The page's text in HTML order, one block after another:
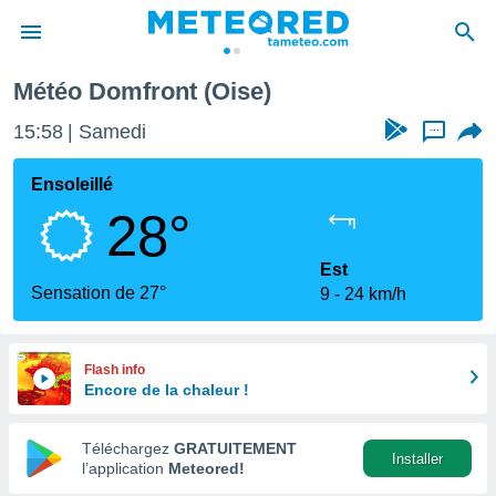
de
en
Météo Domfront (Oise)
15:58 Samedi ...
Ensoleillé
28°
Sensation de 27°
Est
9
24 km/h
Flash info
Encore de la chaleur !
Téléchargez GRATUITEMENT
l’application Meteored!
Installer